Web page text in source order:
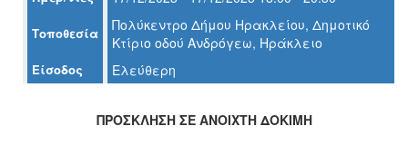
Τοποθεσία
Πολύκεντρο Δήμου Ηρακλείου, Δημοτικό
Κτίριο οδού Ανδρόγεω, Ηράκλειο
Είσοδος Ελεύθερη
ΠΡΟΣΚΛΗΣΗ ΣΕ ΑΝΟΙΧΤΗ ΔΟΚΙΜΗ